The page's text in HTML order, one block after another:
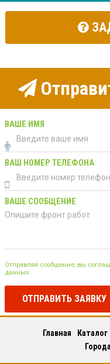
ВАШЕ ИМЯ
ВАШ НОМЕР ТЕЛЕФОНА
ВАШЕ СООБЩЕНИЕ
Отправляя сообщение, вы
данных
ОТПРАВИТЬ ЗАЯВКУ
Главная Каталог